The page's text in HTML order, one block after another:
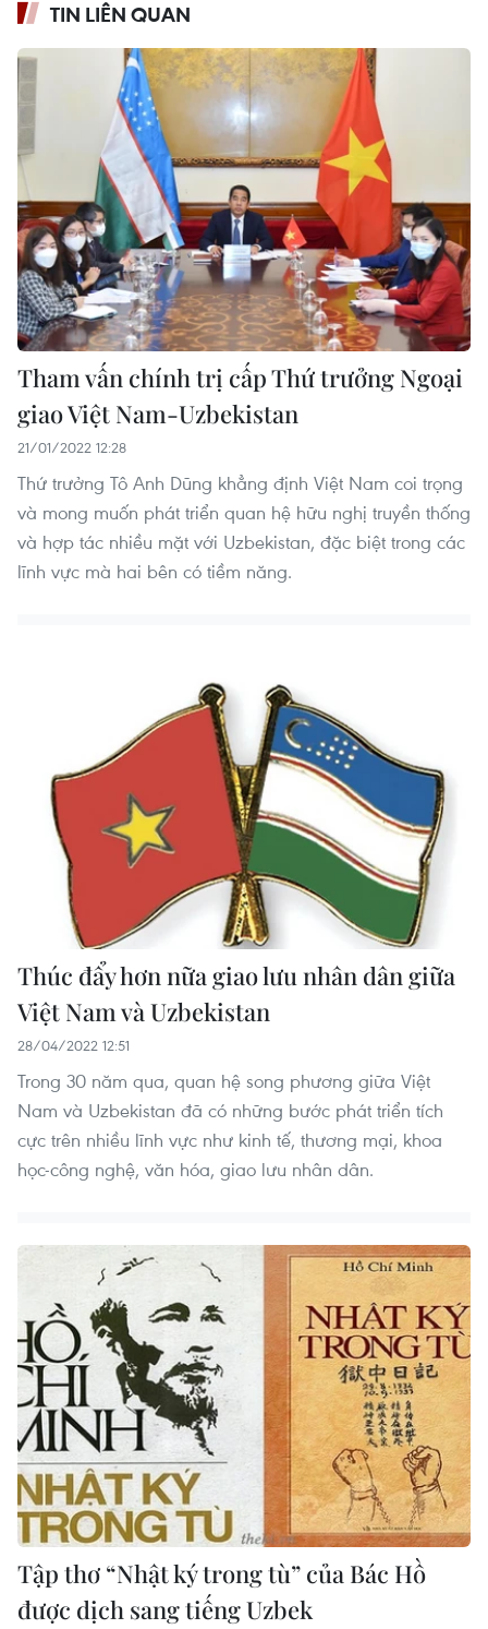
TIN LIÊN QUAN
Tham vấn chính trị cấp Thứ trưởng Ngoại
giao Việt Nam-Uzbekistan
21/01/2022 12:28
Thứ trưởng Tô Anh Dũng khẳng định Việt Nam coi trọng
và mong muốn phát triển quan hệ hữu nghị truyền thống
và hợp tác nhiều mặt với Uzbekistan, đặc biệt trong các
lĩnh vực mà hai bên có tiềm năng.
Thúc đẩy hơn nữa giao lưu nhân dân giữa
Việt Nam và Uzbekistan
28/04/2022 12:51
Trong 30 năm qua, quan hệ song phương giữa Việt
Nam và Uzbekistan đã có những bước phát triển tích
cực trên nhiều lĩnh vực như kinh tế, thương mại, khoa
học-công nghệ, văn hóa, giao lưu nhân dân.
Tập thơ “Nhật ký trong tù” của Bác Hồ
được dịch sang tiếng Uzbek